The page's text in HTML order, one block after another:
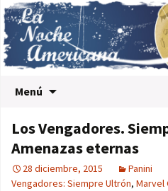
Menú
Los Vengadores.
Amenazas eternas
28 diciembre, 2015 Panini
Vengadores: Siempre Ultrón, Marvel